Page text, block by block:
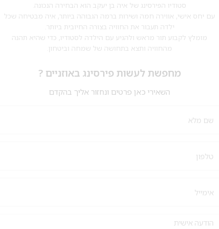
סטודיו הפירסינג של איה בן יעקב הוא הבחירה הנכונה.
עם יחס אישי, אווירה חמה ושירות ברמה הגבוהה ביותר, איה מבטיחה שכל
ילדה תעבור את החוויה בצורה החיובית ביותר.
מומלץ לקבוע תור מראש ולהגיע עם הילדה לסטודיו, כדי שהיא תהנה
מהחוויה ותצא בתחושה של שמחה וביטחון.
מחפשת לעשות פירסינג באוזניים ?
השאירי כאן פרטים ונחזור אליך בהקדם